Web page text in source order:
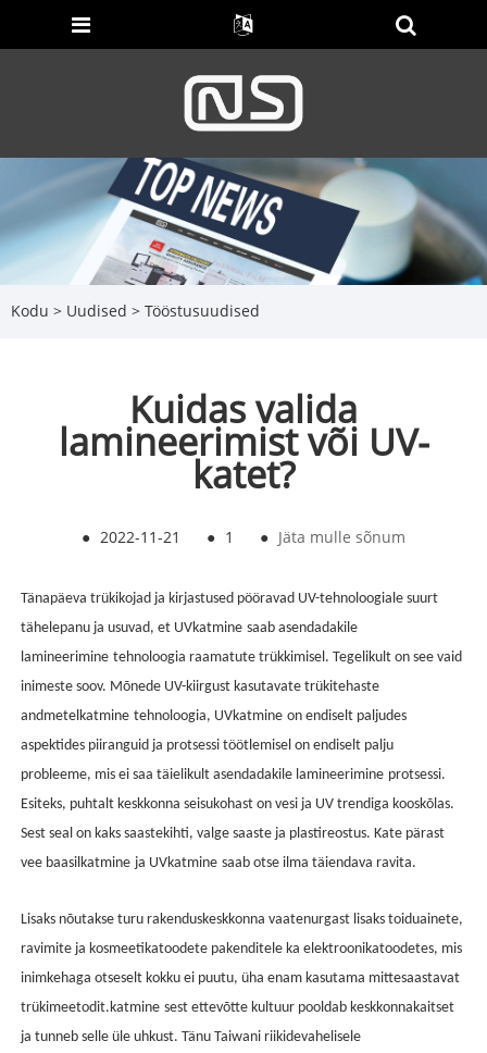
Kodu > Uudised > Tööstusuudised
Kuidas valida
lamineerimist või UV-
katet?
● 2022-11-21 ● 1 ● Jäta mulle sõnum
Tänapäeva trükikojad ja kirjastused pööravad UV-tehnoloogiale suurt
tähelepanu ja usuvad, et UVkatmine saab asendada kile
lamineerimine tehnoloogia raamatute trükkimisel. Tegelikult on see vaid
inimeste soov. Mõnede UV-kiirgust kasutavate trükitehaste
andmetel katmine tehnoloogia, UVkatmine on endiselt paljudes
aspektides piiranguid ja protsessi töötlemisel on endiselt palju
probleeme, mis ei saa täielikult asendada kile lamineerimine protsessi.
Esiteks, puhtalt keskkonna seisukohast on vesi ja UV trendiga kooskõlas.
Sest seal on kaks saastekihti, valge saaste ja plastireostus. Kate pärast
vee baasil katmine ja UVkatmine saab otse ilma täiendava ravita.
Lisaks nõutakse turu rakenduskeskkonna vaatenurgast lisaks toiduainete,
ravimite ja kosmeetikatoodete pakenditele ka elektroonikatoodetes, mis
inimkehaga otseselt kokku ei puutu, üha enam kasutama mittesaastavat
trükimeetodit. katmine sest ettevõtte kultuur pooldab keskkonnakaitset
ja tunneb selle üle uhkust. Tänu Taiwani riikidevahelisele